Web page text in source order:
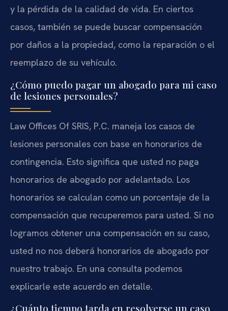
y la pérdida de la calidad de vida. En ciertos
casos, también se puede buscar compensación
por daños a la propiedad, como la reparación o el
reemplazo de su vehículo.
¿Cómo puedo pagar un abogado para mi caso
de lesiones personales?
Law Offices Of SRIS, P.C. maneja los casos de
lesiones personales con base en honorarios de
contingencia. Esto significa que usted no paga
honorarios de abogado por adelantado. Los
honorarios se calculan como un porcentaje de la
compensación que recuperemos para usted. Si no
logramos obtener una compensación en su caso,
usted no nos deberá honorarios de abogado por
nuestro trabajo. En una consulta podemos
explicarle este acuerdo en detalle.
¿Cuánto tiempo tarda en resolverse un caso